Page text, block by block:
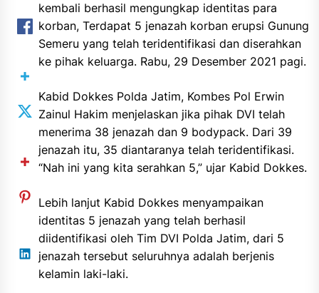
kembali berhasil mengungkap identitas para
korban, Terdapat 5 jenazah korban erupsi Gunung
Semeru yang telah teridentifikasi dan diserahkan
ke pihak keluarga. Rabu, 29 Desember 2021 pagi.
Kabid Dokkes Polda Jatim, Kombes Pol Erwin
Zainul Hakim menjelaskan jika pihak DVI telah
menerima 38 jenazah dan 9 bodypack. Dari 39
jenazah itu, 35 diantaranya telah teridentifikasi.
“Nah ini yang kita serahkan 5,” ujar Kabid Dokkes.
Lebih lanjut Kabid Dokkes menyampaikan
identitas 5 jenazah yang telah berhasil
diidentifikasi oleh Tim DVI Polda Jatim, dari 5
jenazah tersebut seluruhnya adalah berjenis
kelamin laki-laki.